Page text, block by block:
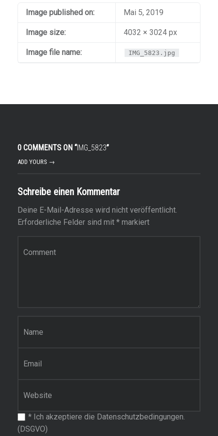
Image published on: Mai 5, 2019
Image size: 4032 × 3024 px
Image file name: IMG_5823.jpg
0 COMMENTS ON “IMG_5823”
ADD YOURS →
Schreibe einen Kommentar
Deine E-Mail-Adresse wird nicht veröffentlicht.
Erforderliche Felder sind mit *markiert
*Ich akzeptiere die Datenschutzbedingungen.
(DSGVO)